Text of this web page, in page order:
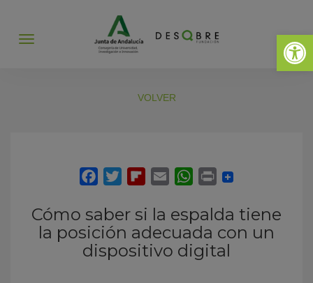
Abrir
Abrir
VOLVER
Cómo saber si la espalda tiene
la posición adecuada con un
dispositivo digital